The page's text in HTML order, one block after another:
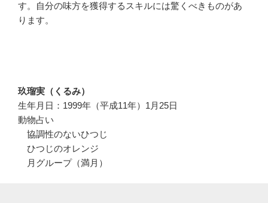
す。自分の味方を獲得するスキルには驚くべきものがあ
ります。
玖瑠実（くるみ）
生年月日：1999年（平成11年）1月25日
動物占い
協調性のないひつじ
ひつじのオレンジ
月グループ（満月）